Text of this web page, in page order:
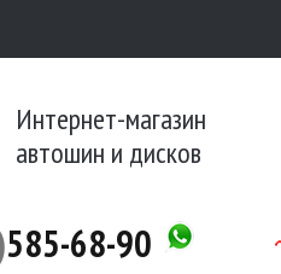
Интернет-магазин
автошин и дисков
585-68-90